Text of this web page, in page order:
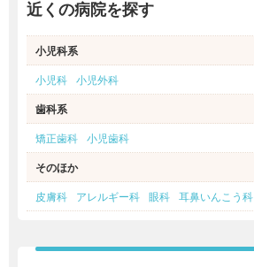
近くの病院を探す
小児科系
小児科 小児外科
歯科系
矯正歯科 小児歯科
そのほか
皮膚科 アレルギー科 眼科 耳鼻いんこう科